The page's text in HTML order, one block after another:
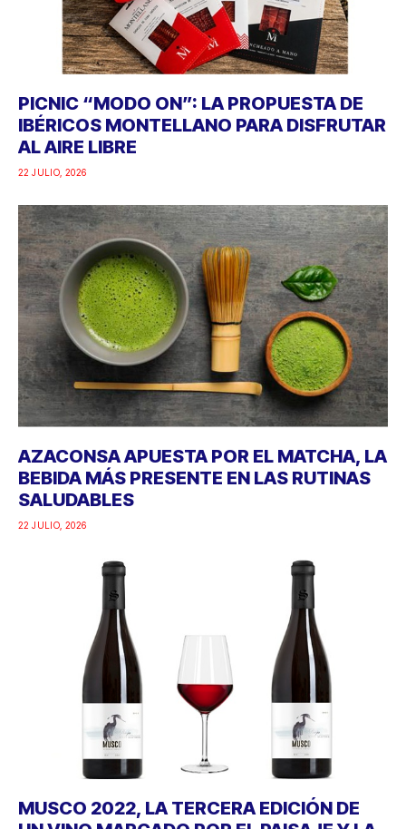
PICNIC “MODO ON”: LA PROPUESTA DE
IBÉRICOS MONTELLANO PARA DISFRUTAR
AL AIRE LIBRE
22 JULIO, 2026
AZACONSA APUESTA POR EL MATCHA, LA
BEBIDA MÁS PRESENTE EN LAS RUTINAS
SALUDABLES
22 JULIO, 2026
MUSCO 2022, LA TERCERA EDICIÓN DE